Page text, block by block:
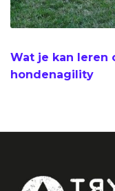
Wat je kan leren
hondenagility